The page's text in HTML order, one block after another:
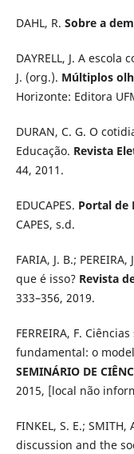
DAHL, R. Sobre a
DAYRELL, J. A escola
J. (org.). Múltiplos
Horizonte: Editora
DURAN, C. G. O
Educação. Revista
44, 2011.
EDUCAPES. Portal de
CAPES, s.d.
FARIA, J. B.;
que é isso? Revista
333–356, 2019.
FERREIRA, F.
fundamental: o
SEMINÁRIO DE
2015, [local não
FINKEL, S. E.;
discussion and the